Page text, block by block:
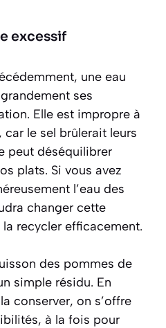
excessif
une eau
ses
Elle est impropre à
car le sel brûlerait leurs
peut déséquilibrer
plats. Si vous avez
l’eau des
changer cette
recycler efficacement.
des pommes de
simple résidu. En
conserver, on s’offre
à la fois pour